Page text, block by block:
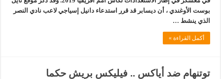
بوست الأوغندي ، أن ديسابر قد قرر استدعاء دانيل إسياجي لاعب نادي النصر
الذي ينشط …
أكمل القراءة »
توتنهام ضد أياكس .. فيليكس بريش حكما